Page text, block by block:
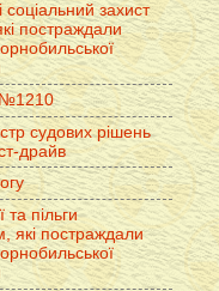
соціальний захист
постраждали
№1210
судових рішень
драйв
та пільги
які постраждали